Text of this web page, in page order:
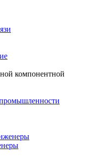
компонентной